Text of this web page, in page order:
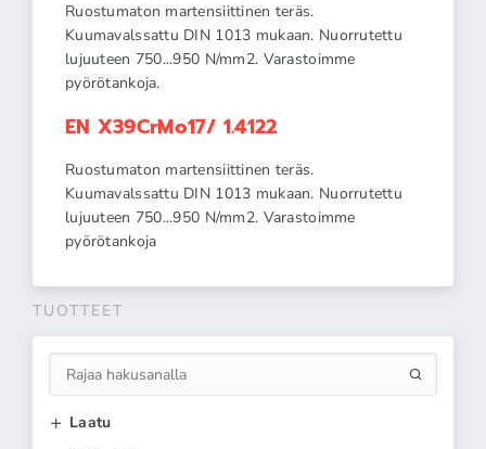
Ruostumaton martensiittinen teräs.
Kuumavalssattu DIN 1013 mukaan. Nuorrutettu
lujuuteen 750...950 N/mm2. Varastoimme
pyörötankoja.
EN X39CrMo17/ 1.4122
Ruostumaton martensiittinen teräs.
Kuumavalssattu DIN 1013 mukaan. Nuorrutettu
lujuuteen 750...950 N/mm2. Varastoimme
pyörötankoja
TUOTTEET
Laatu